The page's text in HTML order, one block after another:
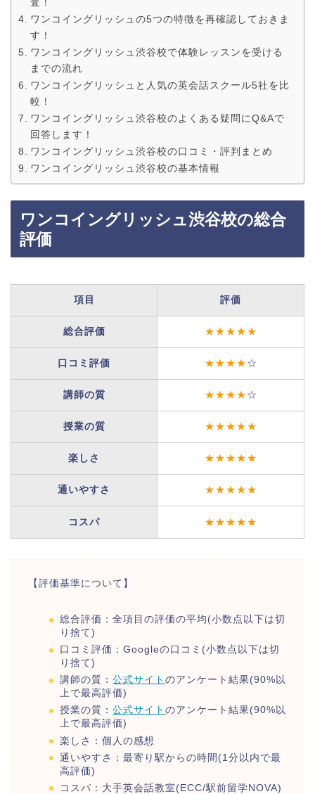
査！
ワンコイングリッシュの5つの特徴を再確認しておきま
す！
ワンコイングリッシュ渋谷校で体験レッスンを受ける
までの流れ
ワンコイングリッシュと人気の英会話スクール5社を比
較！
ワンコイングリッシュ渋谷校のよくある疑問にQ&Aで
回答します！
ワンコイングリッシュ渋谷校の口コミ・評判まとめ
ワンコイングリッシュ渋谷校の基本情報
ワンコイングリッシュ渋谷校の総合
評価
項目 評価
総合評価 ★★★★★
口コミ評価 ★★★★☆
講師の質 ★★★★☆
授業の質 ★★★★★
楽しさ ★★★★★
通いやすさ ★★★★★
コスパ ★★★★★
【評価基準について】
総合評価：全項目の評価の平均(小数点以下は切
り捨て)
口コミ評価：Googleの口コミ(小数点以下は切
り捨て)
講師の質：公式サイトのアンケート結果(90%以
上で最高評価)
授業の質：公式サイトのアンケート結果(90%以
上で最高評価)
楽しさ：個人の感想
通いやすさ：最寄り駅からの時間(1分以内で最
高評価)
コスパ：大手英会話教室(ECC/駅前留学NOVA)